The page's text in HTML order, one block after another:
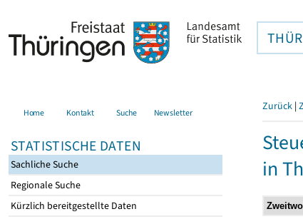
Home Kontakt Suche Newsletter
STATISTISCHE DATEN
Sachliche Suche
Regionale Suche
Kürzlich bereitgestellte Daten
Zurück |
in